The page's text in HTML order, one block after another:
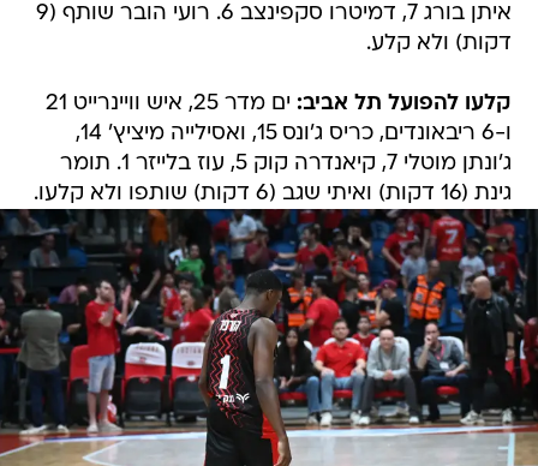
איתן בורג 7, דמיטרו סקפינצב 6. רועי הובר שותף (9
דקות) ולא קלע.
קלעו להפועל תל אביב:
ים מדר 25, איש וויינרייט 21
ו-6 ריבאונדים, כריס ג'ונס 15, ואסילייה מיציץ' 14,
ג'ונתן מוטלי 7, קיאנדרה קוק 5, עוז בלייזר 1. תומר
גינת (16 דקות) ואיתי שגב (6 דקות) שותפו ולא קלעו.